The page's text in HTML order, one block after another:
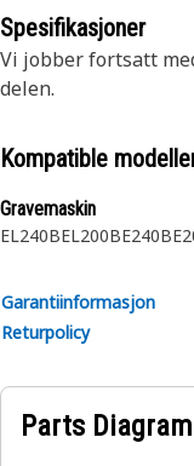
Spesifikasjoner
Vi jobber fortsatt
delen.
Kompatible
Gravemaskin
EL240BEL200BE240B
Garantiinformasjon
Returpolicy
Parts